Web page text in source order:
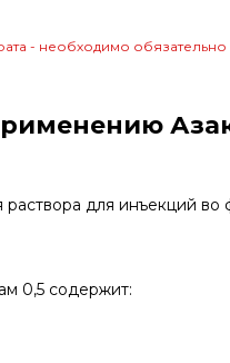
- необходимо
для инъекций во
0,5 содержит: